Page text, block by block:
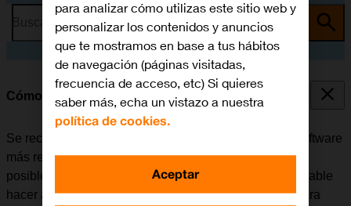
Busca por problema o tema
Cómo actualizar el software del móvil
Se recomienda actualizar el móvil con la versión de software
más reciente ya que el fabricante suele ir corrigiendo
posibles errores de versiones anteriores. Es recomendable
hacer antes una copia de seguridad de la memoria. Para
para analizar cómo utilizas este sitio web y
personalizar los contenidos y anuncios
que te mostramos en base a tus hábitos
de navegación (páginas visitadas,
frecuencia de acceso, etc) Si quieres
saber más, echa un vistazo a nuestra
política de cookies.
Aceptar